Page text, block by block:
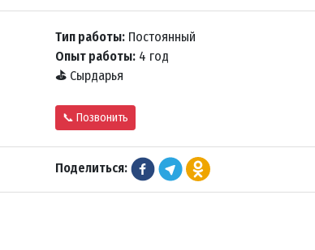
Тип работы: Постоянный
Опыт работы: 4 год
⛳ Сырдарья
📞 Позвонить
Поделиться: